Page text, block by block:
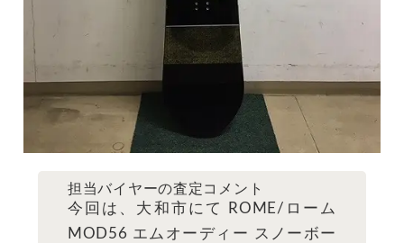
担当バイヤーの査定コメント
今回は、大和市にて ROME/ローム
MOD56 エムオーディー スノーボー